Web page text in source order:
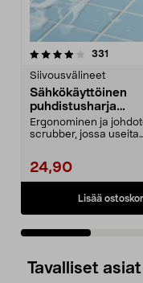
331
Siivousvälineet
Sähkökäyttöinen
puhdistusharja
kylpyhuoneeseen
Ergonominen ja
scrubber, jossa useita
24,90
Lisää
4.5 viidestä
Tavalliset